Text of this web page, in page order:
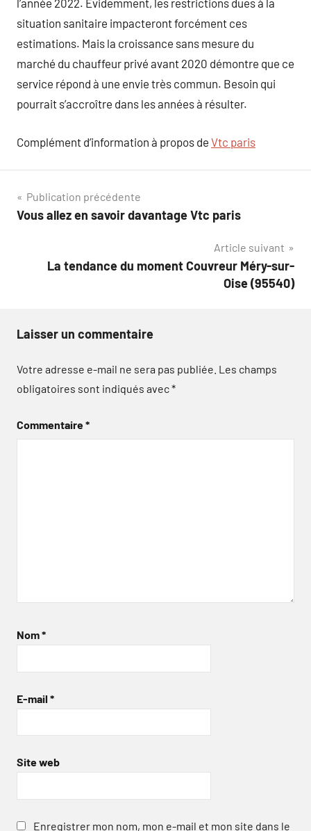
l’année 2022. Évidemment, les restrictions dues à la
situation sanitaire impacteront forcément ces
estimations. Mais la croissance sans mesure du
marché du chauffeur privé avant 2020 démontre que ce
service répond à une envie très commun. Besoin qui
pourrait s’accroître dans les années à résulter.
Complément d’information à propos de Vtc paris
Navigation
de
Publication précédente
Vous allez en savoir davantage Vtc paris
Article suivant
La tendance du moment Couvreur Méry-sur-
Oise (95540)
Laisser un commentaire
Votre adresse e-mail ne sera pas publiée. Les champs
obligatoires sont indiqués avec*
Commentaire*
Nom*
E-mail *
Site web
Enregistrer mon nom, mon e-mail et mon site dans le